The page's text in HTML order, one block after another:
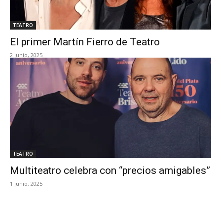
TEATRO
El primer Martín Fierro de Teatro
2 junio, 2025
TEATRO
Multiteatro celebra con “precios amigables”
1 junio, 2025